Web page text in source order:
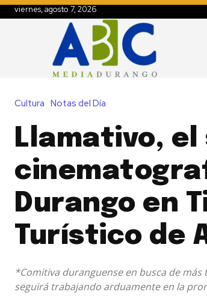
viernes, agosto 7, 2026
Cultura Notas del Día
Llamativo,
Durango en
Turístico de
*Comitiva duranguense en busca de
seguirá trabajando arduamente en la